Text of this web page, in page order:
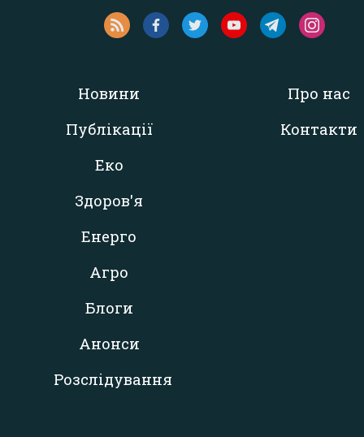
Новини
Публікації
Еко
Здоров'я
Енерго
Агро
Блоги
Анонси
Розслідування
Про нас
Контакти